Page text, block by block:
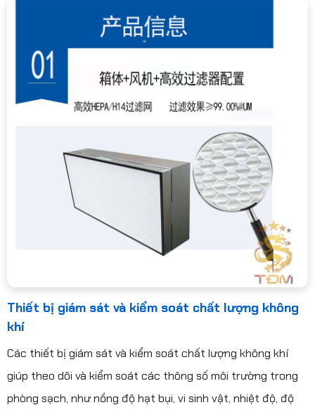
Thiết bị giám sát và kiểm soát chất lượng không
khí
Các thiết bị giám sát và kiểm soát chất lượng không khí
giúp theo dõi và kiểm soát các thông số môi trường trong
phòng sạch, như nồng độ hạt bụi, vi sinh vật, nhiệt độ, độ